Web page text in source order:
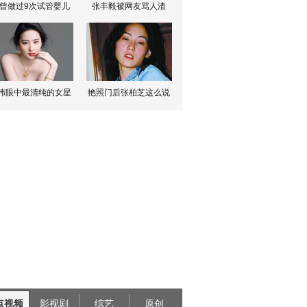
做过9次试管婴儿 张丰毅被网友骂人渣
眼中最清纯的女星 艳照门后张柏芝这么说
视频 影视剧 综艺 原创